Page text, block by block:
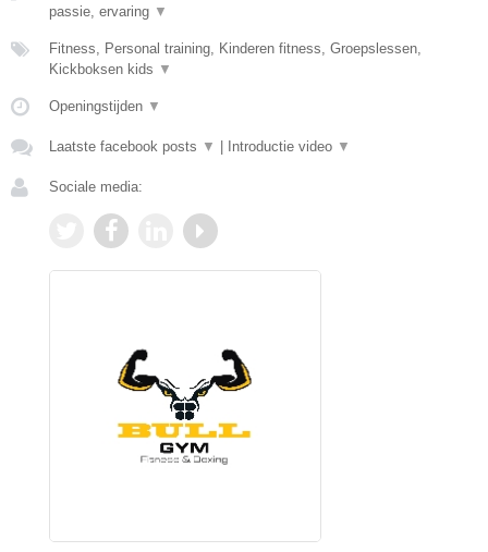
passie, ervaring ▼
Fitness, Personal training, Kinderen fitness, Groepslessen,
Kickboksen kids ▼
Openingstijden ▼
Laatste facebook posts ▼ Introductie video ▼
Sociale media: